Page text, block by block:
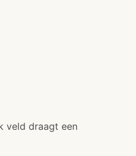
veld draagt een